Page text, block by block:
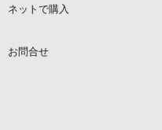
ネットで購入
お問合せ